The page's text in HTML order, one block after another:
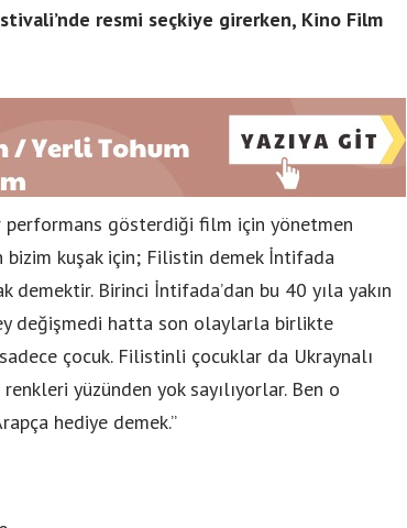
resmi seçkiye girerken, Kino Film
performans gösterdiği film için yönetmen
bizim kuşak için; Filistin demek İntifada
demektir. Birinci İntifada’dan bu 40 yıla yakın
değişmedi hatta son olaylarla birlikte
çocuk. Filistinli çocuklar da Ukraynalı
yüzünden yok sayılıyorlar. Ben o
hediye demek.”